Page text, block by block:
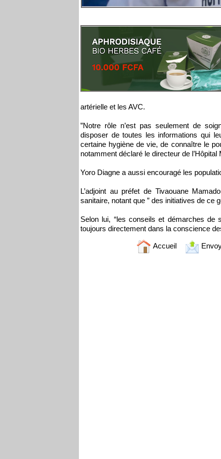
artérielle et les AVC.
”Notre rôle n’est pas seulement de
disposer de toutes les informations qui
certaine hygiène de vie, de connaître le
notamment déclaré le directeur de
Yoro Diagne a aussi encouragé les
L’adjoint au préfet de Tivaouane
sanitaire, notant que ” des initiatives de ce
Selon lui, “les conseils et démarches de
toujours directement dans la conscience
Accueil